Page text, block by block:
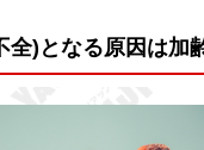
全)となる原因は加